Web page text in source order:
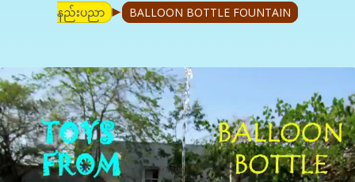
နည်းပညာ ► BALLOON BOTTLE FOUNTAIN